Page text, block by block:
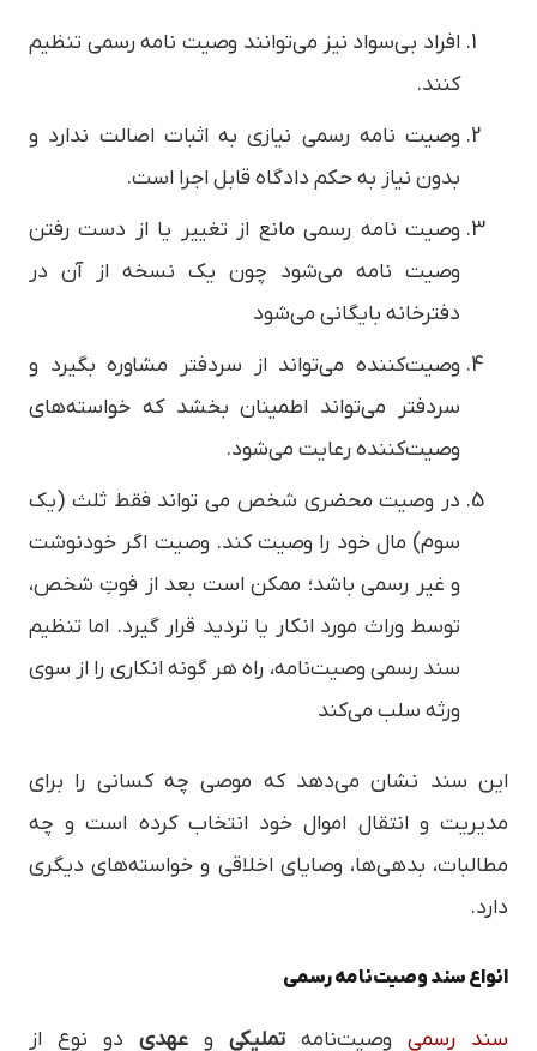
افراد بی‌سواد نیز می‌توانند وصیت نامه رسمی تنظیم
کنند.
وصیت نامه رسمی نیازی به اثبات اصالت ندارد و
بدون نیاز به حکم دادگاه قابل اجرا است.
وصیت نامه رسمی مانع از تغییر یا از دست رفتن
وصیت نامه می‌شود چون یک نسخه از آن در
دفترخانه بایگانی می‌شود
وصیت‌کننده می‌تواند از سردفتر مشاوره بگیرد و
سردفتر می‌تواند اطمینان بخشد که خواسته‌های
وصیت‌کننده رعایت می‌شود.
در وصیت محضری شخص می تواند فقط ثلث (یک
سوم) مال خود را وصیت کند. وصیت اگر خودنوشت
و غیر رسمی باشد؛ ممکن است بعد از فوتِ شخص،
توسط وراث مورد انکار یا تردید قرار گیرد. اما تنظیم
سند رسمی وصیت‌نامه، راه هر گونه انکاری را از سوی
ورثه سلب می‌کند
این سند نشان می‌دهد که موصی چه کسانی را برای
مدیریت و انتقال اموال خود انتخاب کرده است و چه
مطالبات، بدهی‌ها، وصایای اخلاقی و خواسته‌های دیگری
دارد.
انواع سند وصیت‌نامه‌ رسمی
سند رسمی وصیت‌نامه تملیکی و عهدی دو نوع از